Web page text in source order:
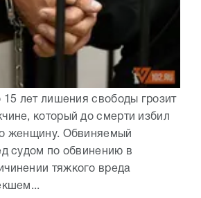
15 лет лишения свободы грозит
который до смерти избил
женщину. Обвиняемый
судом по обвинению в
тяжкого вреда